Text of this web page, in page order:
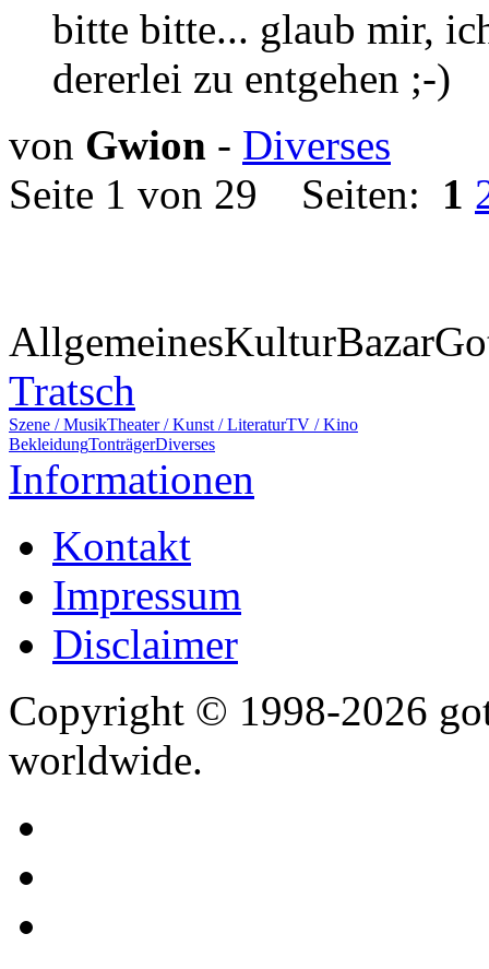
bitte bitte... glaub mir,
dererlei zu entgehen ;-)
von Gwion - Diverses
Seite 1 von 29 Seiten: 1
AllgemeinesKulturBazar
Tratsch
Szene / MusikTheater / Kunst / LiteraturTV / Kino
BekleidungTonträgerDiverses
Informationen
Kontakt
Impressum
Disclaimer
Copyright © 1998-2026
worldwide.